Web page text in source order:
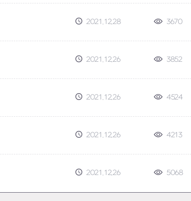
2021.12.28 3670
2021.12.26 3852
2021.12.26 4524
2021.12.26 4213
2021.12.26 5068